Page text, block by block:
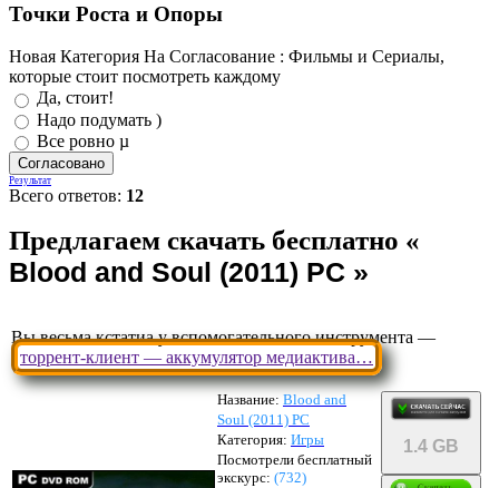
Точки Роста и Опоры
Новая Категория На Согласование : Фильмы и Сериалы,
которые стоит посмотреть каждому
Да, стоит!
Надо подумать )
Все ровно µ
Результат
Всего ответов: 12
Вы весьма кстатиа у вспомогательного инструмента —
торрент-клиент — аккумулятор медиактива…
Название: Blood and
Soul (2011) PC
1.4 GB
Категория: Игры
Посмотрели бесплатный
экскурс: (732)